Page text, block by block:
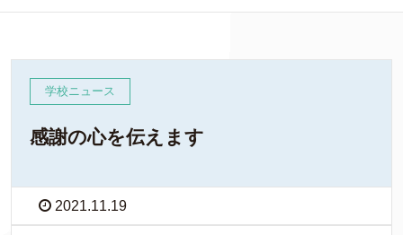
学校ニュース
感謝の心を伝えます
2021.11.19